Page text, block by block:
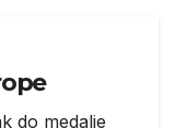
do medalje